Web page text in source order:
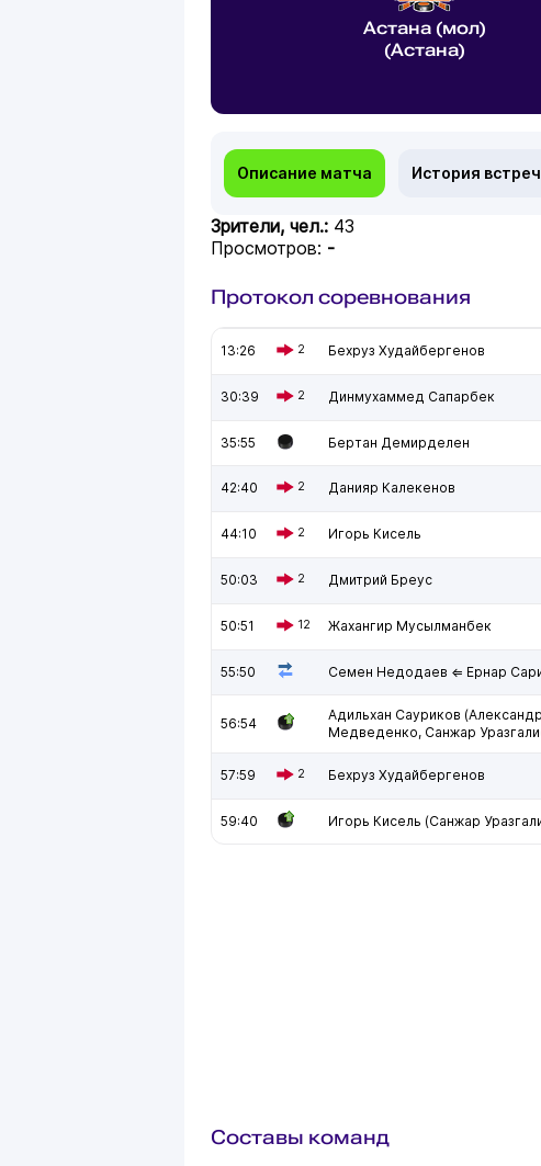
Астана (мол)
(Астана)
Описание матча История встреч
Зрители, чел.: 43
Просмотров: -
Протокол соревнования
13:26 2 Бехруз Худайбергенов
30:39 2 Динмухаммед Сапарбек
35:55 Бертан Демирделен
42:40 2 Данияр Калекенов
44:10 2 Игорь Кисель
50:03 2 Дмитрий Бреус
50:51 12 Жахангир Мусылманбек
55:50 Семен Недодаев ⇐ Ернар
56:54
Адильхан Сауриков (Александр
Медведенко, Санжар
57:59 2 Бехруз Худайбергенов
59:40 Игорь Кисель (Санжар
Составы команд